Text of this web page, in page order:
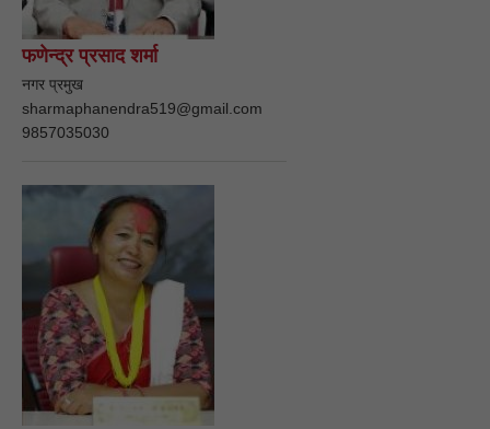
फणेन्द्र प्रसाद शर्मा
नगर प्रमुख
sharmaphanendra519@gmail.com
9857035030